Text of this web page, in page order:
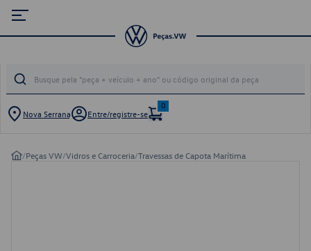
Nova Serrana Entre/registre-se
0
/Peças VW/Vidros e Carroceria/Travessas de Capota Marítima